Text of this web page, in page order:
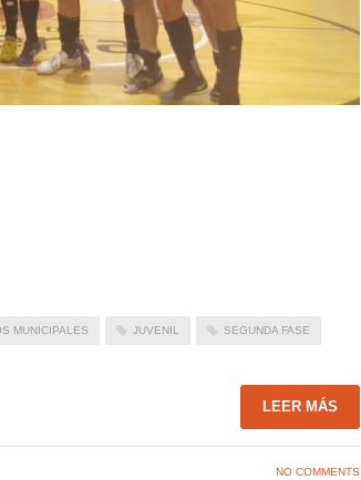
MUNICIPALES JUVENIL SEGUNDA FASE
LEER MÁS
NO COMMENTS